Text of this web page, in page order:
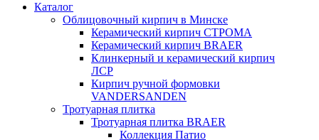
Каталог
Облицовочный кирпич в Минске
Керамический кирпич СТРОМА
Керамический кирпич BRAER
Клинкерный и керамический кирпич
ЛСР
Кирпич ручной формовки
VANDERSANDEN
Тротуарная плитка
Тротуарная плитка BRAER
Коллекция Патио